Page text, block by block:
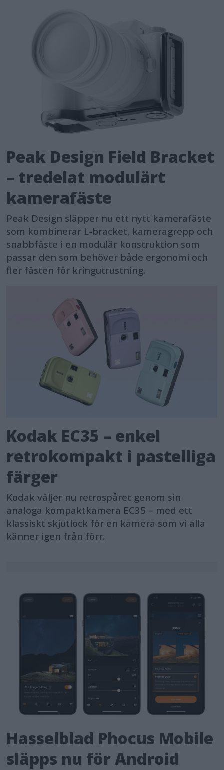
Peak Design Field Bracket
– tredelat modulärt
kamerafäste
Peak Design släpper nu ett nytt kamerafäste
som kombinerar L-bracket, kameragrepp och
snabbfäste i en modulär konstruktion som
passar den som behöver både ergonomi och
fler fästen för kringutrustning.
Kodak EC35 – enkel
retrokompakt i pastelliga
färger
Kodak väljer nu retrospåret genom sin
analoga kompaktkamera EC35 – med ett
klassiskt skjutlock för en kamera som vi alla
känner igen från förr.
Hasselblad Phocus Mobile
släpps nu för Android